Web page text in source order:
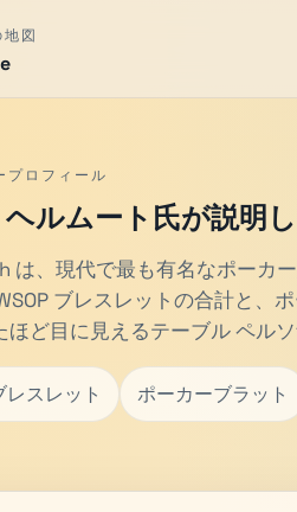
図
ロフィール
ルムート氏が説明
は、現代で最も有名なポーカ
ブレスレットの合計と、
ど目に見えるテーブル ペル
レスレット ポーカーブラット